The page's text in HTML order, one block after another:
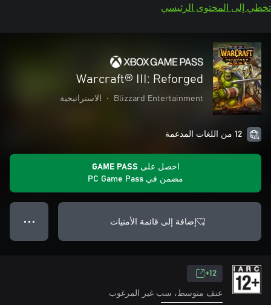
تخطي إلى المحتوى الرئيسي
Warcraft® III: Reforged
Blizzard Entertainment
• الاستراتيجية
12 من اللغات المدعمة
احصل على GAME PASS
مضمن في PC Game Pass
إضافة إلى قائمة الأمنيات ● ● ●
12+
عنف متوسط، سب غير المرغوب